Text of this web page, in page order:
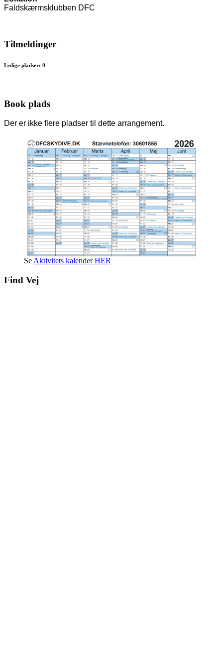
Faldskærmsklubben DFC
Tilmeldinger
Ledige pladser: 0
Book plads
Der er ikke flere pladser til dette arrangement.
Se Aktivitets kalender HER
Find Vej